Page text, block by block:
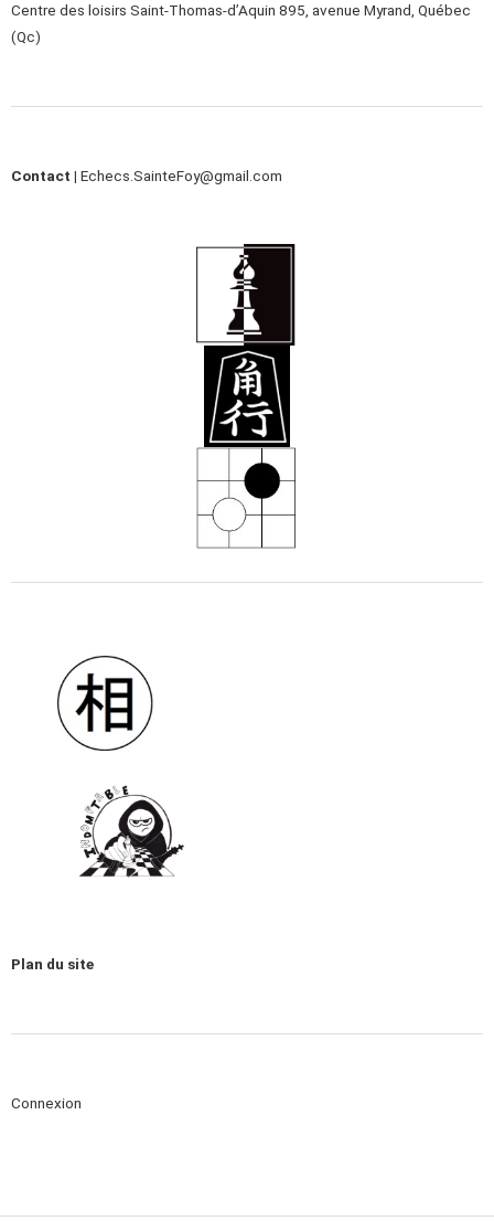
Centre des loisirs Saint-Thomas-d’Aquin 895, avenue Myrand, Québec
(Qc)
Contact | Echecs.SainteFoy@gmail.com
Plan du site
Connexion